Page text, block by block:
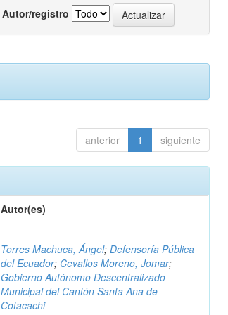
Autor/registro
anterior 1 siguiente
Autor(es)
Torres Machuca, Ángel;Defensoría Pública
del Ecuador; Cevallos Moreno, Jomar;
Gobierno Autónomo Descentralizado
Municipal del Cantón Santa Ana de
Cotacachi